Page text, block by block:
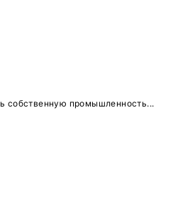
собственную промышленность...